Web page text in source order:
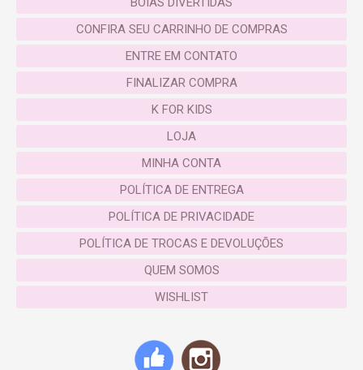
CONFIRA SEU CARRINHO DE COMPRAS
ENTRE EM CONTATO
FINALIZAR COMPRA
K FOR KIDS
LOJA
MINHA CONTA
POLÍTICA DE ENTREGA
POLÍTICA DE PRIVACIDADE
POLÍTICA DE TROCAS E DEVOLUÇÕES
QUEM SOMOS
WISHLIST